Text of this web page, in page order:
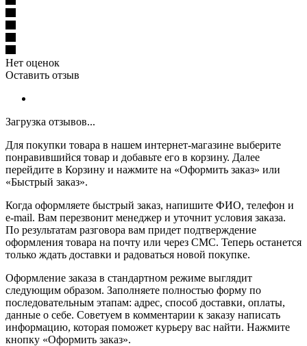
Нет оценок
Оставить отзыв
Загрузка отзывов...
Для покупки товара в нашем интернет-магазине выберите
понравившийся товар и добавьте его в корзину. Далее
перейдите в Корзину и нажмите на «Оформить заказ» или
«Быстрый заказ».
Когда оформляете быстрый заказ, напишите ФИО, телефон и
e-mail. Вам перезвонит менеджер и уточнит условия заказа.
По результатам разговора вам придет подтверждение
оформления товара на почту или через СМС. Теперь останется
только ждать доставки и радоваться новой покупке.
Оформление заказа в стандартном режиме выглядит
следующим образом. Заполняете полностью форму по
последовательным этапам: адрес, способ доставки, оплаты,
данные о себе. Советуем в комментарии к заказу написать
информацию, которая поможет курьеру вас найти. Нажмите
кнопку «Оформить заказ».